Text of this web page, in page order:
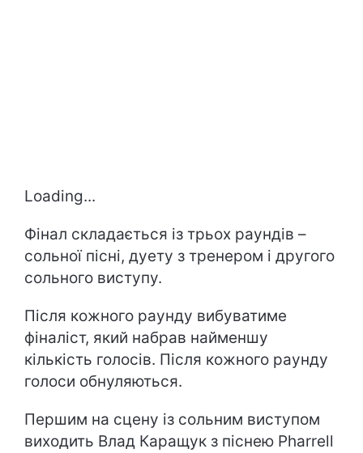
Loading...
Фінал складається із трьох раундів –
сольної пісні, дуету з тренером і другого
сольного виступу.
Після кожного раунду вибуватиме
фіналіст, який набрав найменшу
кількість голосів. Після кожного раунду
голоси обнуляються.
Першим на сцену із сольним виступом
виходить Влад Каращук з піснею Pharrell